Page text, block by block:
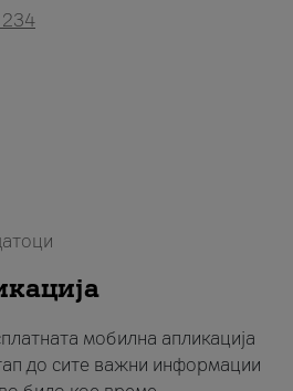
мобилна апликација
до сите важни информации